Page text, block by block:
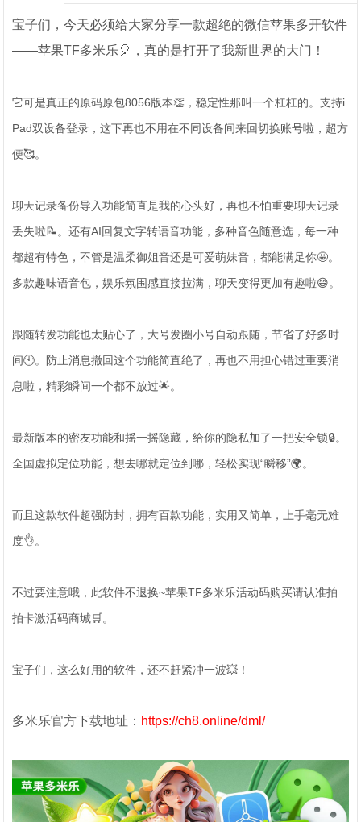
宝子们，今天必须给大家分享一款超绝的微信苹果多开软件
——苹果TF多米乐🎈，真的是打开了我新世界的大门！
它可是真正的原码原包8056版本👏，稳定性那叫一个杠杠的。支持i
Pad双设备登录，这下再也不用在不同设备间来回切换账号啦，超方
便🥰。
聊天记录备份导入功能简直是我的心头好，再也不怕重要聊天记录
丢失啦📝。还有AI回复文字转语音功能，多种音色随意选，每一种
都超有特色，不管是温柔御姐音还是可爱萌妹音，都能满足你🤩。
多款趣味语音包，娱乐氛围感直接拉满，聊天变得更加有趣啦😄。
跟随转发功能也太贴心了，大号发圈小号自动跟随，节省了好多时
间🕙。防止消息撤回这个功能简直绝了，再也不用担心错过重要消
息啦，精彩瞬间一个都不放过🌟。
最新版本的密友功能和摇一摇隐藏，给你的隐私加了一把安全锁🔒。
全国虚拟定位功能，想去哪就定位到哪，轻松实现“瞬移”🌍。
而且这款软件超强防封，拥有百款功能，实用又简单，上手毫无难
度👌。
不过要注意哦，此软件不退换~苹果TF多米乐活动码购买请认准拍
拍卡激活码商城🛒。
宝子们，这么好用的软件，还不赶紧冲一波💥！
多米乐官方下载地址： https://ch8.online/dml/